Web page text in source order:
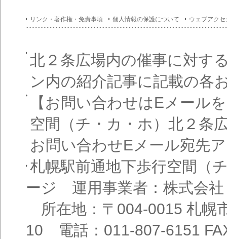
フォ
メー
覧
リンク・著作権・免責事項 個人情報の保護について ウェブアク
北２条広場内の催事に対す
ン内の紹介記事に記載の各
【お問い合わせはEメール
空間（チ・カ・ホ）北２条
お問い合わせEメール宛先
札幌駅前通地下歩行空間（
ージ 運用事業者：株式会
所在地：〒004-0015 札幌
10 電話：011-807-6151